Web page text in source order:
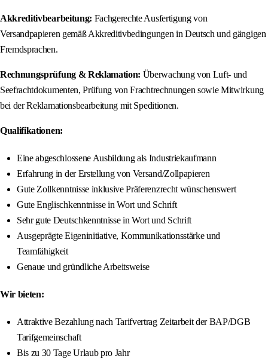
Akkreditivbearbeitung: Fachgerechte Ausfertigung von
Versandpapieren gemäß Akkreditivbedingungen in Deutsch und gängigen
Fremdsprachen.
Rechnungsprüfung & Reklamation: Überwachung von Luft- und
Seefrachtdokumenten, Prüfung von Frachtrechnungen sowie Mitwirkung
bei der Reklamationsbearbeitung mit Speditionen.
Qualifikationen:
Eine abgeschlossene Ausbildung als Industriekaufmann
Erfahrung in der Erstellung von Versand/Zollpapieren
Gute Zollkenntnisse inklusive Präferenzrecht wünschenswert
Gute Englischkenntnisse in Wort und Schrift
Sehr gute Deutschkenntnisse in Wort und Schrift
Ausgeprägte Eigeninitiative, Kommunikationsstärke und
Teamfähigkeit
Genaue und gründliche Arbeitsweise
Wir bieten:
Attraktive Bezahlung nach Tarifvertrag Zeitarbeit der BAP/DGB
Tarifgemeinschaft
Bis zu 30 Tage Urlaub pro Jahr